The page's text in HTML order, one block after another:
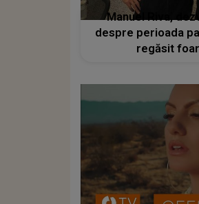
Manuel Riva,
despre perioada
regăsit